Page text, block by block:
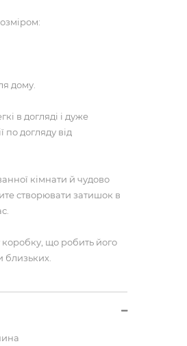
дому.
в догляді і дуже
по догляду від
кімнати й чудово
створювати затишок в
що робить його